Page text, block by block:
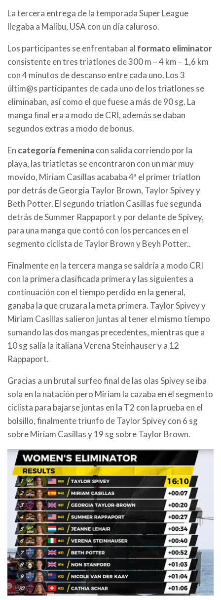
La tercera entrega de la temporada Super League
llegaba a Malibu, USA con un día caluroso.
Los participantes se enfrentaban al formato eliminator
consistente en tres triatlones de 300 m – 4 km – 1,6 km
con 4 minutos de descanso entre cada uno. Los 3
últim@s participantes de cada uno de los triatlones se
eliminaban, así como el que fuese a más de 90 sg. La
manga final era a modo de CRI, además se daban
segundos extras a modo de bonus.
En categoría femeninacon salida corriendo por la
playa, las triatletas se encontraron con un mar muy
movido, Miriam Casillas acababa 4ª el primer triatlon
por detrás de Georgia Taylor Brown, Taylor Spivey y
Beth Potter. El segundo triatlon Casillas fue segunda
detrás de Summer Rappaport y por delante de Spivey,
para una manga que contó con los percances en el
segmento ciclista de Taylor Brown y Beyh Potter..
Finalmente en la tercera manga se saldría a modo CRI
con la primera clasificada primera y las siguientes a
continuación con el tiempo perdido en la general,
ganaba la que cruzara la meta primera. Taylor Spivey y
Miriam Casillas salieron juntas al tener el mismo tiempo
sumando las dos mangas precedentes, mientras que a
10 sg salía la italiana Verena Steinhauser y a 12
Rappaport.
Gracias a un brutal surfeo final de las olas Spivey se iba
sola en la natación pero Miriam la cazaba en el segmento
ciclista para bajarse juntas en la T2 con la prueba en el
bolsillo, finalmente triunfo de Taylor Spivey con 6 sg
sobre Miriam Casillas y 19 sg sobre Taylor Brown.